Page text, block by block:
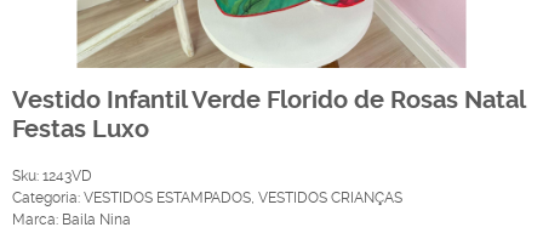
Vestido Infantil Verde Florido de Rosas Natal
Festas Luxo
Sku: 1243VD
Categoria: VESTIDOS ESTAMPADOS, VESTIDOS CRIANÇAS
Marca: Baila Nina